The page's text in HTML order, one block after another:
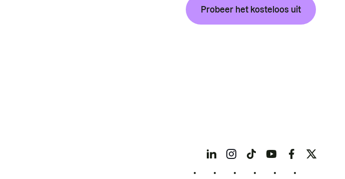
Probeer het kosteloos uit